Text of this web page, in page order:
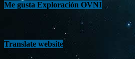
Me gusta Exploración OVNI
Translate website